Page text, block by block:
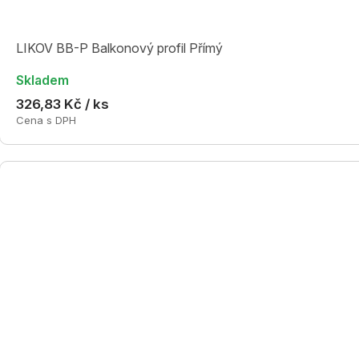
LIKOV BB-P Balkonový profil Přímý
Skladem
326,83 Kč / ks
Cena s DPH